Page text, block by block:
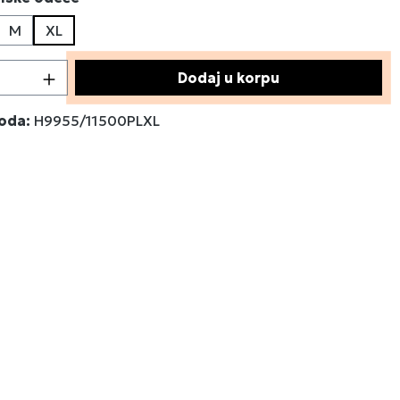
M XL
proizvoda: Unesite željenu količinu ili
Dodaj u korpu
H9955/11500PLXL